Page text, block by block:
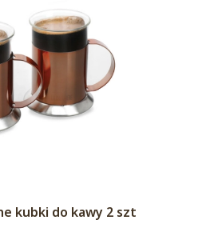
kubki do kawy 2 szt